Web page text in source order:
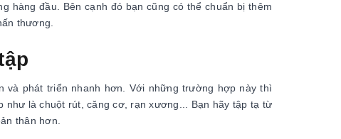
hàng đầu. Bên cạnh đó bạn cũng có thể chuẩn bị thêm
thương.
và phát triển nhanh hơn. Với những trường hợp này thì
là chuột rút, căng cơ, rạn xương... Bạn hãy tập tạ từ
thân hơn.